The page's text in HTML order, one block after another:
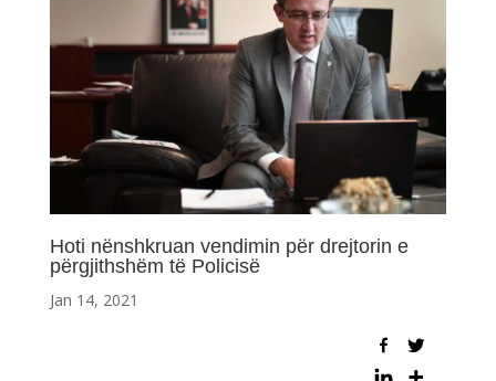
Hoti nënshkruan vendimin për drejtorin e
përgjithshëm të Policisë
Jan 14, 2021